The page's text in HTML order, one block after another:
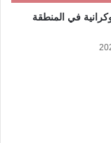
في المنطقة